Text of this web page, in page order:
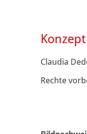
Claudia
Rechte